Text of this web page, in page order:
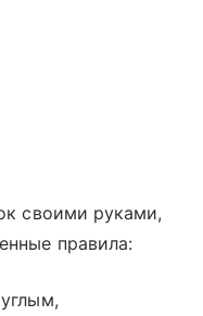
своими руками,
правила: